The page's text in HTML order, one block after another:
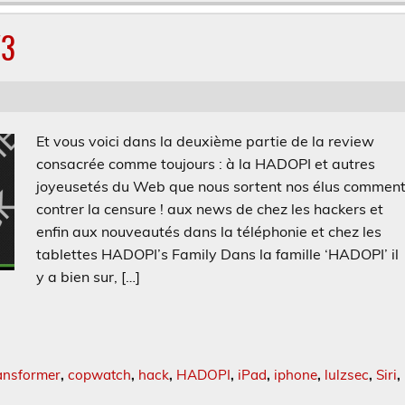
Et vous voici dans la deuxième partie de la review
consacrée comme toujours : à la HADOPI et autres
joyeusetés du Web que nous sortent nos élus
contrer la censure ! aux news de chez les hackers et
enfin aux nouveautés dans la téléphonie et chez les
tablettes HADOPI’s Family Dans la famille ‘HADOPI’ il
y a bien sur, […]
, copwatch, hack, HADOPI, iPad, iphone, lulzsec, Siri,